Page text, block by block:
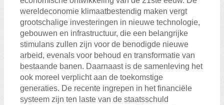
wereldeconomie klimaatbestendig maken vergt
grootschalige investeringen in nieuwe technologie,
gebouwen en infrastructuur, die een belangrijke
stimulans zullen zijn voor de benodigde nieuwe
arbeid, evenals voor behoud en transformatie van
bestaande banen. Daarnaast is de samenleving het
ook moreel verplicht aan de toekomstige
generaties. De recente ingrepen in het financiële
systeem zijn ten laste van de staatsschuld